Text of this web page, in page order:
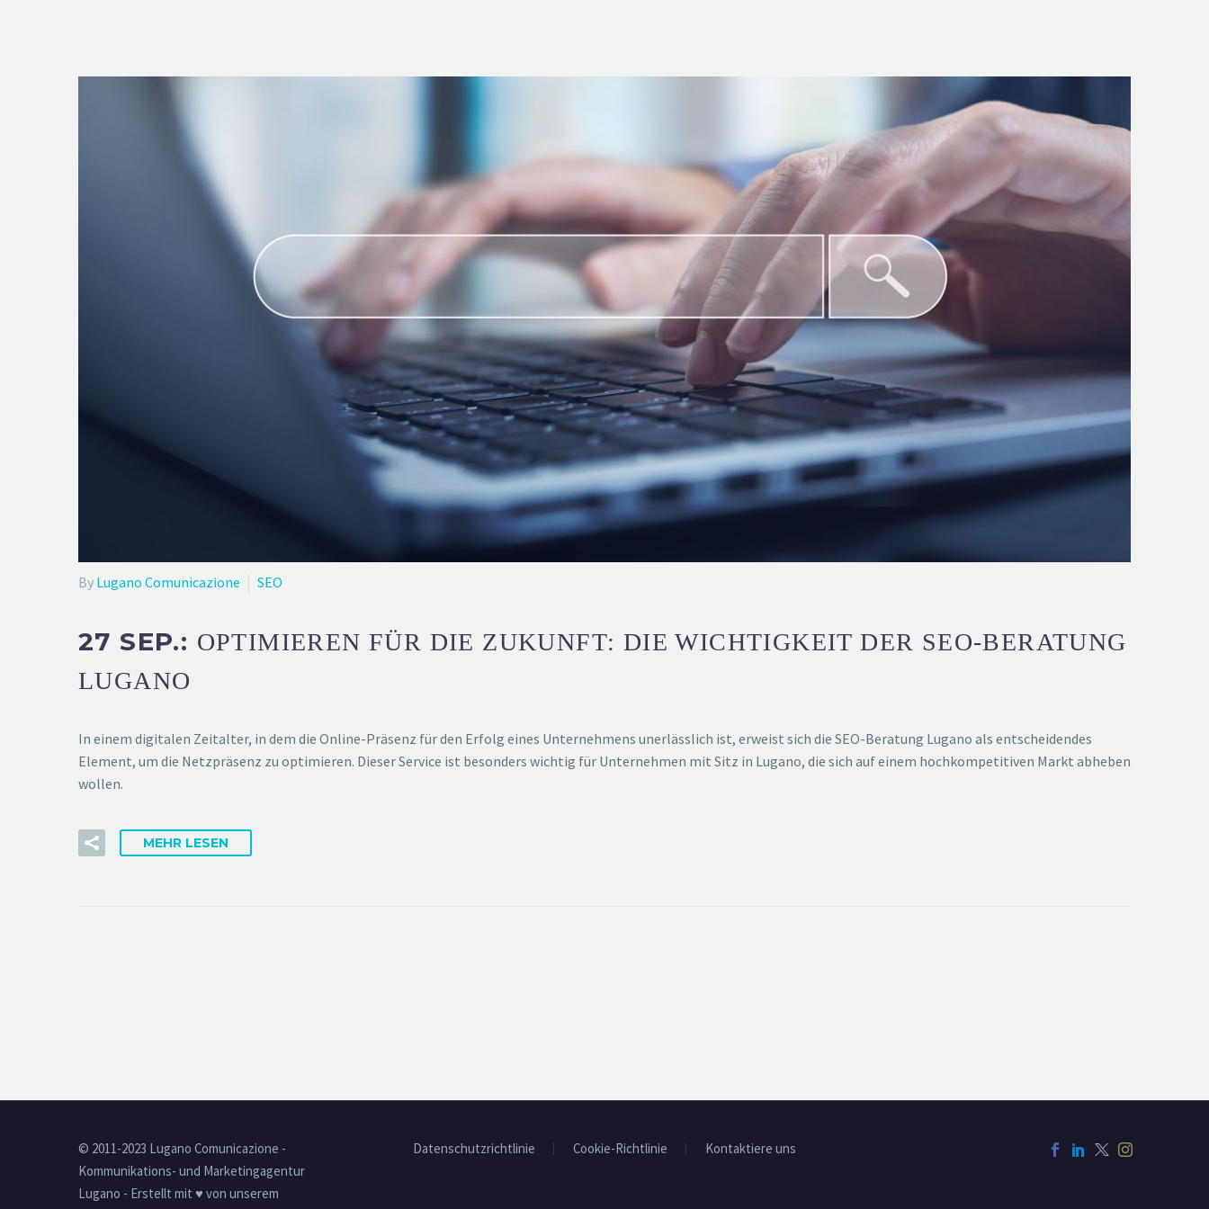
By Lugano Comunicazione SEO
27 SEP.: OPTIMIEREN FÜR DIE ZUKUNFT: DIE WICHTIGKEIT DER SEO-BERATUNG
LUGANO
In einem digitalen Zeitalter, in dem die Online-Präsenz für den Erfolg eines Unternehmens unerlässlich ist, erweist sich die SEO-Beratung Lugano als entscheidendes
Element, um die Netzpräsenz zu optimieren. Dieser Service ist besonders wichtig für Unternehmen mit Sitz in Lugano, die sich auf einem hochkompetitiven Markt abheben
wollen.
MEHR LESEN
Datenschutzrichtlinie Cookie-Richtlinie Kontaktiere uns
© 2011-2023 Lugano Comunicazione -
Kommunikations- und Marketingagentur
Lugano - Erstellt mit ♥ von unserem